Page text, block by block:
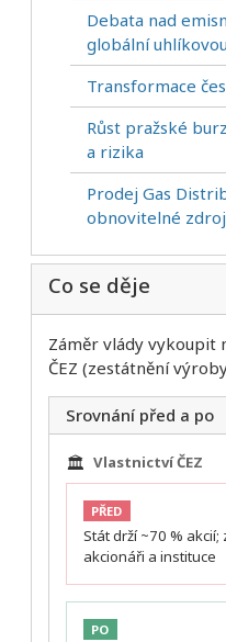
Debata nad
globální
Transformace
Růst pražské
a rizika
Prodej Gas
obnovitelné
Co se děje
Záměr vlády
ČEZ (zestátnění
Srovnání před a po
🏛️ Vlastnictví ČEZ
PŘED
Stát drží ~70 %
akcionáři a instituce
PO